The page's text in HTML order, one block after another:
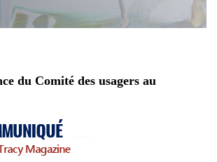
du Comité des usagers au